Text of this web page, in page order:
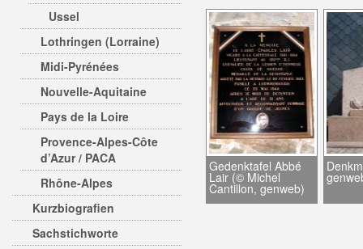
Ussel
Lothringen (Lorraine)
Midi-Pyrénées
Nouvelle-Aquitaine
Pays de la Loire
Provence-Alpes-Côte
d’Azur / PACA
Rhône-Alpes
Kurzbiografien
Sachstichworte
Gedenktafel Abbé
Lair (© Michel
Cantillon, genweb)